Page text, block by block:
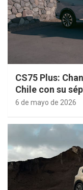
CS75 Plus:
Chile con su
6 de mayo de 2026